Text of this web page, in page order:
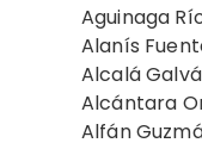
Aguinaga
Alanís
Alcalá
Alcántara
Alfán